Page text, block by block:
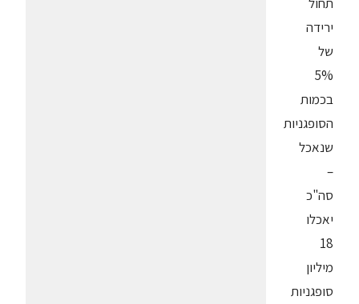
ירידה
של
5%
בכמות
הסופגניות
שנאכל
–
סה"כ
יאכלו
18
מיליון
סופגניות